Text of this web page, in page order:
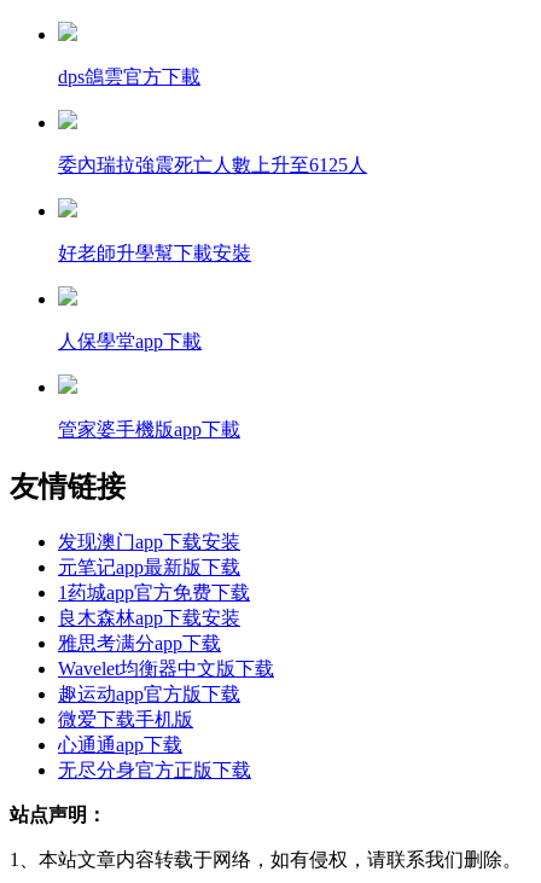
dps鴿雲官方下載
委內瑞拉強震死亡人數上升至6125人
好老師升學幫下載安裝
人保學堂app下載
管家婆手機版app下載
友情链接
发现澳门app下载安装
元笔记app最新版下载
1药城app官方免费下载
良木森林app下载安装
雅思考满分app下载
Wavelet均衡器中文版下载
趣运动app官方版下载
微爱下载手机版
心通通app下载
无尽分身官方正版下载
站点声明：
1、本站文章内容转载于网络，如有侵权，请联系我们删除。